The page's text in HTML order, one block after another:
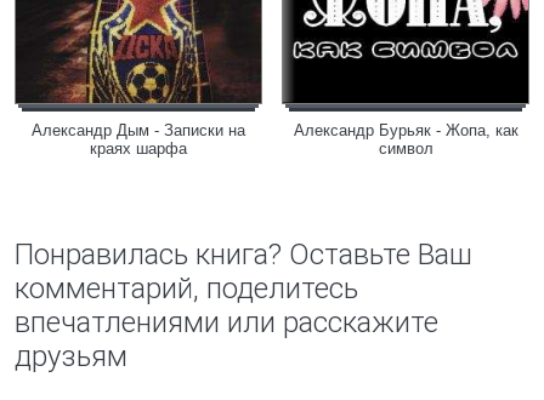
Александр Дым - Записки на
краях шарфа
Александр Бурьяк - Жопа, как
символ
Понравилась книга? Оставьте Ваш
комментарий, поделитесь
впечатлениями или расскажите
друзьям